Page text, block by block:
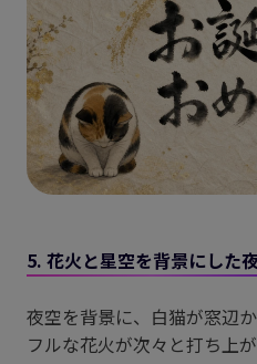
5. 花火と星空を背景にした
夜空を背景に、白猫が窓辺
フルな花火が次々と打ち上